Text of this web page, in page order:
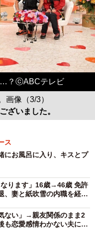
…？ⓒABCテレビ
画像（3/3）
ざいました。
ス
にお風呂に入り、キスとプ
なります」16歳→46歳 免許
妻と紙吹雪の内職を経
ない」→親友関係のまま2
も恋愛感情わかない夫に妻